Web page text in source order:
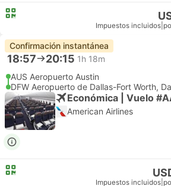
Impuestos incluidos
Confirmación instantánea
18:57 20:15 1h 18m
AUS Aeropuerto Austin
DFW Aeropuerto de Dallas-Fort Worth,
Económica | Vuelo
American Airlines
Impuestos incluidos